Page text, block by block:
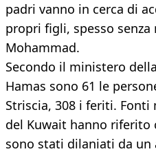
padri vanno in cerca di
propri figli, spesso
Mohammad.
Secondo il ministero
Hamas sono 61 le
Striscia, 308 i feriti. Fonti
del Kuwait hanno
sono stati dilaniati da